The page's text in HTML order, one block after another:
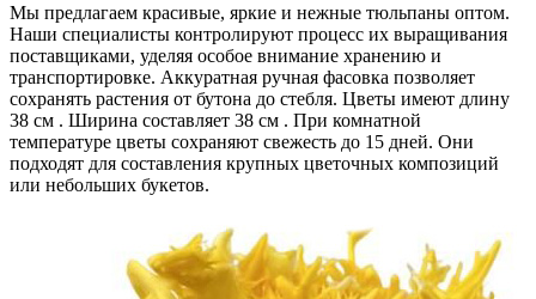
Мы предлагаем красивые, яркие и нежные тюльпаны оптом.
Наши специалисты контролируют процесс их выращивания
поставщиками, уделяя особое внимание хранению и
транспортировке. Аккуратная ручная фасовка позволяет
сохранять растения от бутона до стебля. Цветы имеют длину
38 см . Ширина составляет 38 см . При комнатной
температуре цветы сохраняют свежесть до 15 дней. Они
подходят для составления крупных цветочных композиций
или небольших букетов.